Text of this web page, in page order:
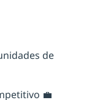
de
💼